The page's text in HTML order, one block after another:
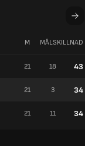
M MÅLSKILLNAD
21 18 43
21 3 34
21 11 34